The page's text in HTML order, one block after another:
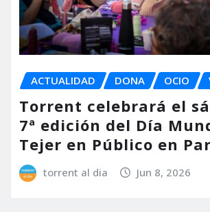
ACTUALIDAD DONA OCIO
Torrent celebrará el
7ª edición del Día
Tejer en Público en
torrent al dia Jun 8, 2026